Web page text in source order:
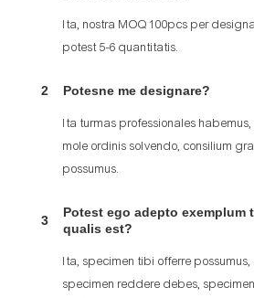
Ita, nostra MOQ 100pcs per
potest 5-6 quantitatis.
2 Potesne me designare?
Ita turmas professionales
mole ordinis solvendo, consilium
possumus.
3
Potest ego adepto exemplum
qualis est?
Ita, specimen tibi offerre
specimen reddere debes,